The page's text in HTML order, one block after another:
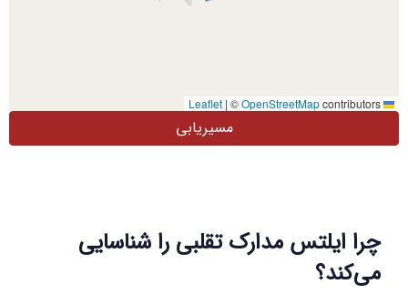
چرا ایلتس مدارک تقلبی را شناسایی
می‌کند؟
| ©OpenStreetMapcontributors
مسیریابی